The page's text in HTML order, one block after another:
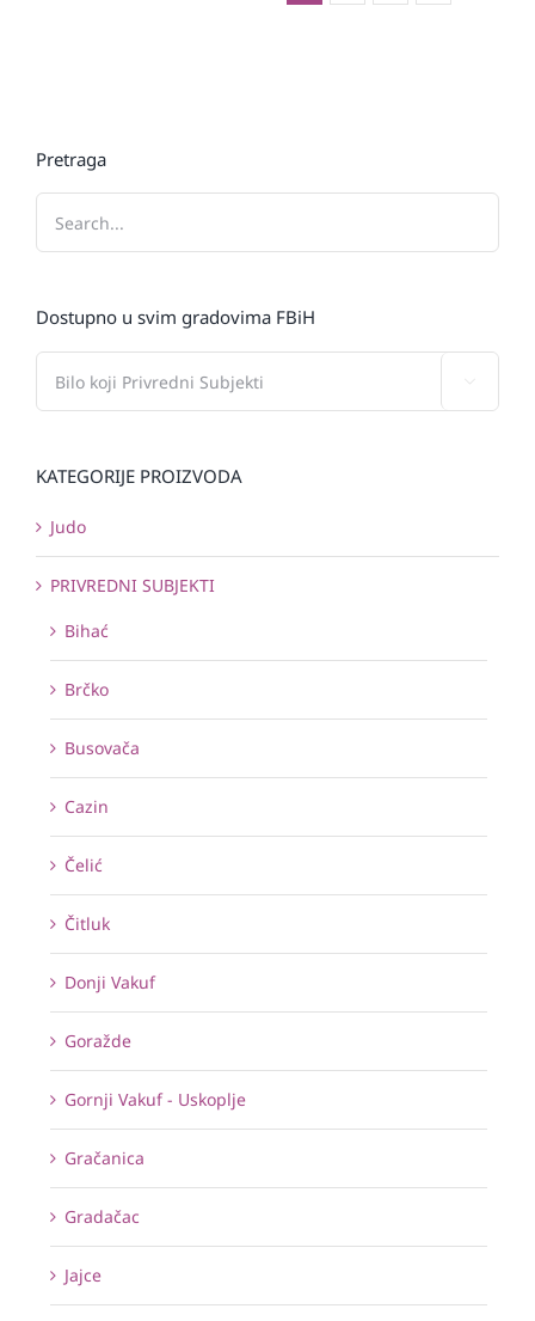
Pretraga
Dostupno u svim gradovima FBiH
KATEGORIJE PROIZVODA
Judo
PRIVREDNI SUBJEKTI
Bihać
Brčko
Busovača
Cazin
Čelić
Čitluk
Donji Vakuf
Goražde
Gornji Vakuf - Uskoplje
Gračanica
Gradačac
Jajce